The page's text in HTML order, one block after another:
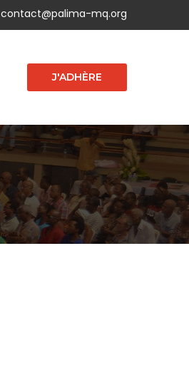
contact@palima-mq.org
J'ADHÈRE